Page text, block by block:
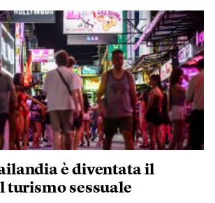
è diventata il
turismo sessuale